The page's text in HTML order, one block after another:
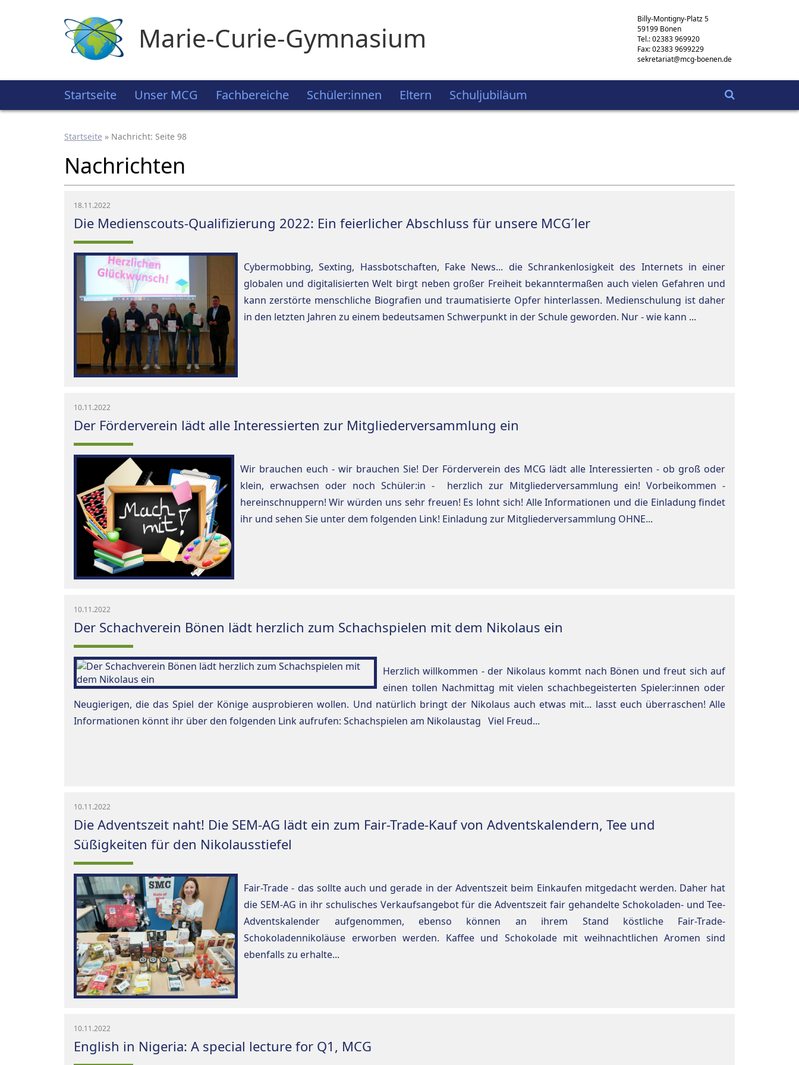
Marie-Curie-Gymnasium
Billy-Montigny-Platz 5
59199 Bönen
Tel.: 02383 969920
Fax: 02383 9699229
sekretariat@mcg-boenen.de
Startseite Unser MCG Fachbereiche Schüler:innen Eltern Schuljubiläum
Startseite » Nachricht: Seite 98
Nachrichten
18.11.2022
Die Medienscouts-Qualifizierung 2022: Ein feierlicher Abschluss für unsere MCG´ler
Cybermobbing, Sexting, Hassbotschaften, Fake News... die Schrankenlosigkeit des Internets in einer
globalen und digitalisierten Welt birgt neben großer Freiheit bekanntermaßen auch vielen Gefahren und
kann zerstörte menschliche Biografien und traumatisierte Opfer hinterlassen. Medienschulung ist daher
in den letzten Jahren zu einem bedeutsamen Schwerpunkt in der Schule geworden. Nur - wie kann ...
10.11.2022
Der Förderverein lädt alle Interessierten zur Mitgliederversammlung ein
Wir brauchen euch - wir brauchen Sie! Der Förderverein des MCG lädt alle Interessierten - ob groß oder
klein, erwachsen oder noch Schüler:in - herzlich zur Mitgliederversammlung ein! Vorbeikommen -
hereinschnuppern! Wir würden uns sehr freuen! Es lohnt sich! Alle Informationen und die Einladung findet
ihr und sehen Sie unter dem folgenden Link! Einladung zur Mitgliederversammlung OHNE...
10.11.2022
Der Schachverein Bönen lädt herzlich zum Schachspielen mit dem Nikolaus ein
Herzlich willkommen - der Nikolaus kommt nach Bönen und freut sich auf
einen tollen Nachmittag mit vielen schachbegeisterten Spieler:innen oder
Neugierigen, die das Spiel der Könige ausprobieren wollen. Und natürlich bringt der Nikolaus auch etwas mit... lasst euch überraschen! Alle
Informationen könnt ihr über den folgenden Link aufrufen: Schachspielen am Nikolaustag Viel Freud...
10.11.2022
Die Adventszeit naht! Die SEM-AG lädt ein zum Fair-Trade-Kauf von Adventskalendern, Tee und
Süßigkeiten für den Nikolausstiefel
Fair-Trade - das sollte auch und gerade in der Adventszeit beim Einkaufen mitgedacht werden. Daher hat
die SEM-AG in ihr schulisches Verkaufsangebot für die Adventszeit fair gehandelte Schokoladen- und Tee-
Adventskalender aufgenommen, ebenso können an ihrem Stand köstliche Fair-Trade-
Schokoladennikoläuse erworben werden. Kaffee und Schokolade mit weihnachtlichen Aromen sind
ebenfalls zu erhalte...
10.11.2022
English in Nigeria: A special lecture for Q1, MCG